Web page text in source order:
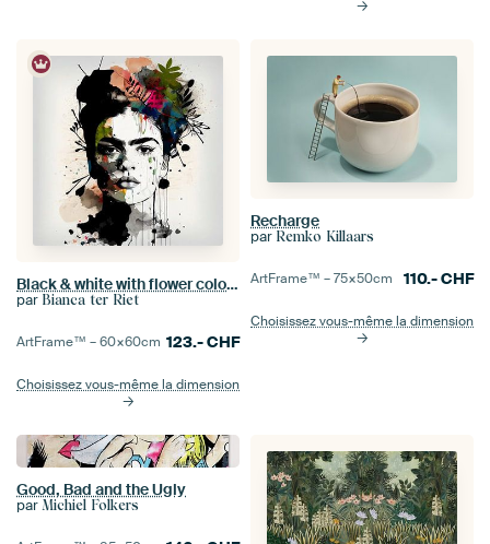
Black & white with flower colour splash
par Bianca ter Riet
ArtFrame™ –60×60cm 123.-CHF
Choisissez vous-même la dimension
Recharge
par Remko Killaars
ArtFrame™ –75×50cm 110.-CHF
Choisissez vous-même la dimension
Good, Bad and the Ugly
par Michiel Folkers